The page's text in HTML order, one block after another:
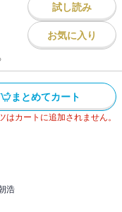
試し読み
お気に入り
まとめてカート
カートに追加されません。
浩